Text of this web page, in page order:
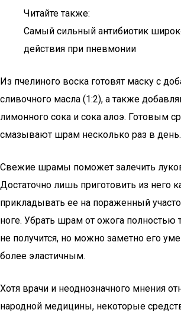
Читайте также:
Самый сильный антибиотик
действия при пневмонии
Из пчелиного воска готовят маску с
сливочного масла (1:2), а также
лимонного сока и сока алоэ. Готовым
смазывают шрам несколько раз в день.
Свежие шрамы поможет залечить
Достаточно лишь приготовить из него
прикладывать ее на пораженный
ноге. Убрать шрам от ожога полностью
не получится, но можно заметно его
более эластичным.
Хотя врачи и неоднозначного мнения
народной медицины, некоторые